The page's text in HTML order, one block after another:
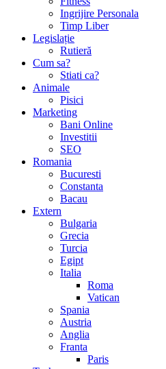
Ingrijire Personala
Timp Liber
Legislație
Rutieră
Cum sa?
Stiati ca?
Animale
Pisici
Marketing
Bani Online
Investitii
SEO
Romania
Bucuresti
Constanta
Bacau
Extern
Bulgaria
Grecia
Turcia
Egipt
Italia
Roma
Vatican
Spania
Austria
Anglia
Franta
Paris